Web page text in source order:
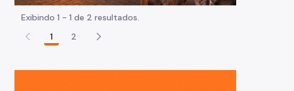
Exibindo 1 - 1 de 2 resultados.
1
2